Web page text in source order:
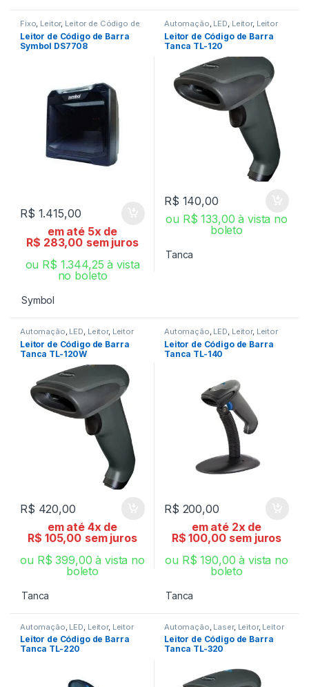
Fixo, Leitor, Leitor de Código de
Barra
Leitor de Código de Barra
Symbol DS7708
R$ 1.415,00
em até 5x de
R$ 283,00 sem juros
ou R$ 1.344,25 à vista
no boleto
Symbol
Automação, LED, Leitor, Leitor
de Código de Barra
Leitor de Código de Barra
Tanca TL-120
R$ 140,00
ou R$ 133,00 à vista no
boleto
Tanca
Automação LED Leitor, Leitor
de Código de Barra
Leitor de Código de Barra
Tanca TL-120W
R$ 420,00
em até 4x de
R$ 105,00 sem juros
ou R$ 399,00 à vista no
boleto
Tanca
Automação LED Leitor, Leitor
de Código de Barra
Leitor de Código de Barra
Tanca TL-140
R$ 200,00
em até 2x de
R$ 100,00 sem juros
ou R$ 190,00 à vista no
boleto
Tanca
Automação LED Leitor, Leitor
de Código de Barra
Leitor de Código de Barra
Tanca TL-220
Automação Laser, Leitor, Leitor
de Código de Barra
Leitor de Código de Barra
Tanca TL-320